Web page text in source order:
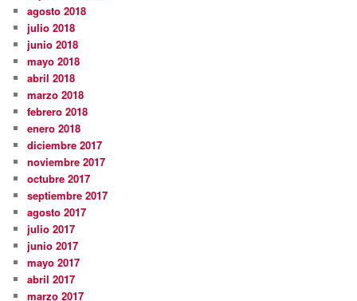
agosto 2018
julio 2018
junio 2018
mayo 2018
abril 2018
marzo 2018
febrero 2018
enero 2018
diciembre 2017
noviembre 2017
octubre 2017
septiembre 2017
agosto 2017
julio 2017
junio 2017
mayo 2017
abril 2017
marzo 2017